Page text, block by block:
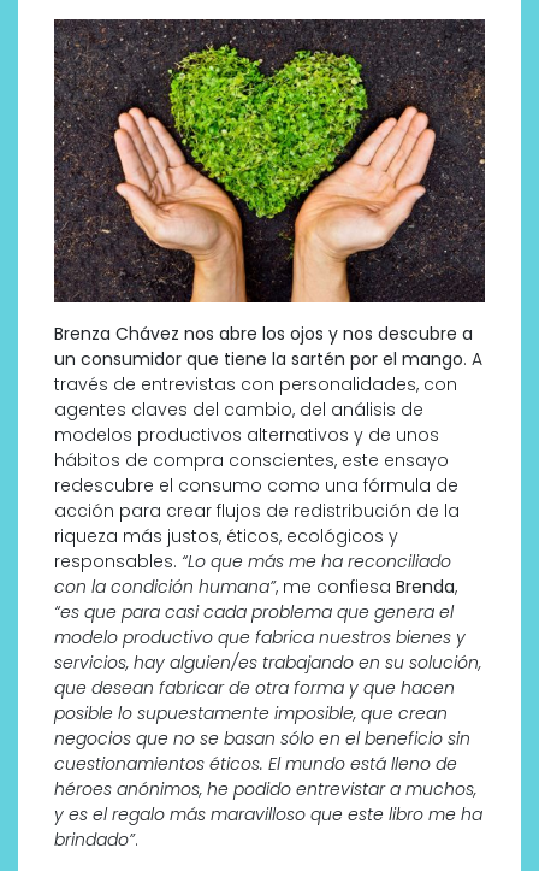
Brenza Chávez nos abre los ojos y nos descubre a
un consumidor que tiene la sartén por el mango. A
través de entrevistas con personalidades, con
agentes claves del cambio, del análisis de
modelos productivos alternativos y de unos
hábitos de compra conscientes, este ensayo
redescubre el consumo como una fórmula de
acción para crear flujos de redistribución de la
riqueza más justos, éticos, ecológicos y
responsables. “Lo que más me ha reconciliado
con la condición humana”, me confiesa Brenda,
“es que para casi cada problema que genera el
modelo productivo que fabrica nuestros bienes y
servicios, hay alguien/es trabajando en su solución,
que desean fabricar de otra forma y que hacen
posible lo supuestamente imposible, que crean
negocios que no se basan sólo en el beneficio sin
cuestionamientos éticos. El mundo está lleno de
héroes anónimos, he podido entrevistar a muchos,
y es el regalo más maravilloso que este libro me ha
brindado”.